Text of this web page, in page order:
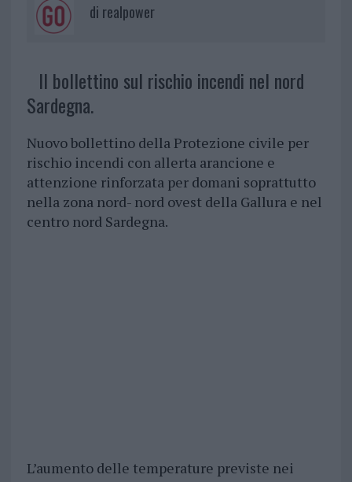
di realpower
Il bollettino sul rischio incendi nel nord
Sardegna.
Nuovo bollettino della Protezione civile per
rischio incendi con allerta arancione e
attenzione rinforzata per domani soprattutto
nella zona nord- nord ovest della Gallura e nel
centro nord Sardegna.
L’aumento delle temperature previste nei